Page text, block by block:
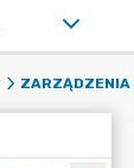
ZARZĄDZENIA